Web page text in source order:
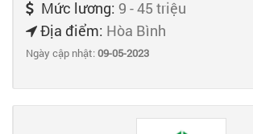
Mức lương: 9 - 45 triệu
Địa điểm: Hòa Bình
Ngày cập nhật:09-05-2023